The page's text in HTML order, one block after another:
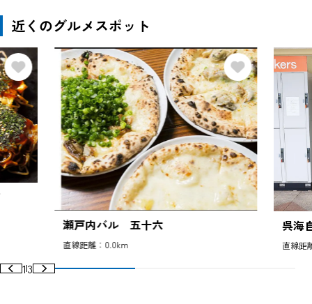
近くのグルメスポット
瀬戸内バル 五十六
直線距離：0.0km
呉海
直線距
13